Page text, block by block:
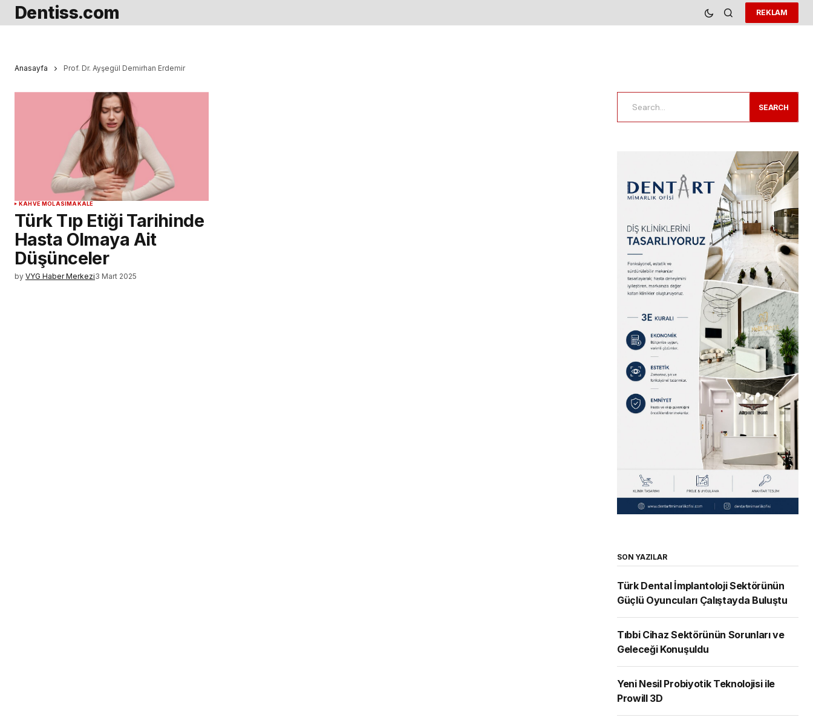
Dentiss.com REKLAM
Anasayfa Prof. Dr. Ayşegül Demirhan Erdemir
KAHVE MOLASIMAKALE
Türk Tıp Etiği Tarihinde
Hasta Olmaya Ait
Düşünceler
by VYG Haber Merkezi3 Mart 2025
SEARCH
SON YAZILAR
Türk Dental İmplantoloji Sektörünün
Güçlü Oyuncuları Çalıştayda Buluştu
Tıbbi Cihaz Sektörünün Sorunları ve
Geleceği Konuşuldu
Yeni Nesil Probiyotik Teknolojisi ile
Prowill 3D